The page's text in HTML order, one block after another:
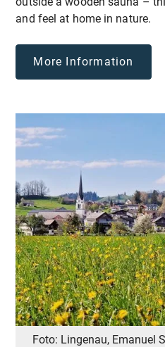
and feel at home in nature.
More Information
Foto: Lingenau, Emanuel